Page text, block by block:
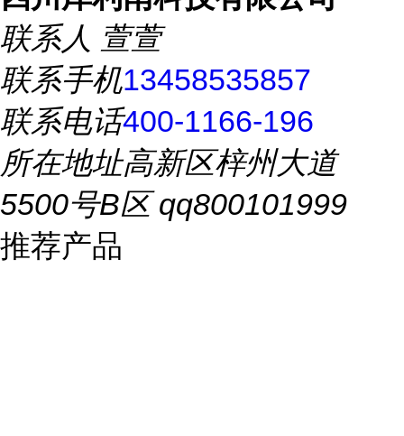
联系人 萱萱
联系手机13458535857
联系电话400-1166-196
所在地址高新区梓州大道
5500号B区 qq800101999
推荐产品